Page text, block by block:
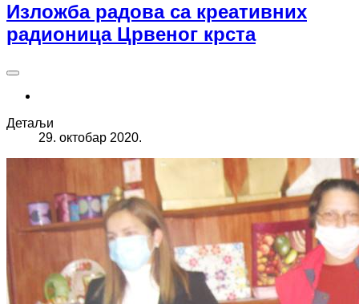
Изложба радова са креативних
радионица Црвеног крста
Детаљи
29. октобар 2020.